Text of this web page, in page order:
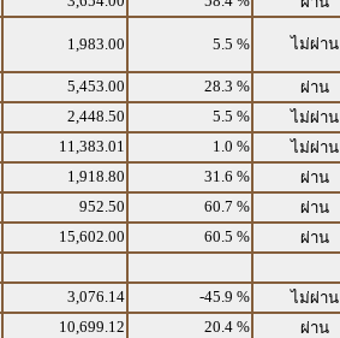
1,983.00 5.5 % ไม่ผ่าน
5,453.00 28.3 % ผ่าน
2,448.50 5.5 % ไม่ผ่าน
11,383.01 1.0 % ไม่ผ่าน
1,918.80 31.6 % ผ่าน
952.50 60.7 % ผ่าน
15,602.00 60.5 % ผ่าน
3,076.14 -45.9 % ไม่ผ่าน
10,699.12 20.4 % ผ่าน